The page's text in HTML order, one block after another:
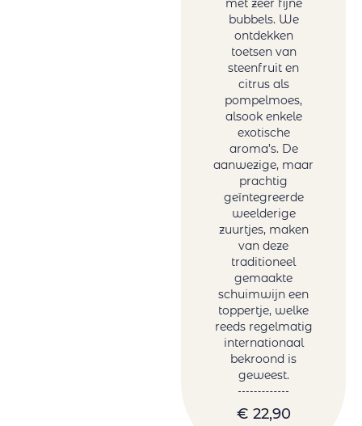
met zeer fijne
bubbels. We
ontdekken
toetsen van
steenfruit en
citrus als
pompelmoes,
alsook enkele
exotische
aroma’s. De
aanwezige, maar
prachtig
geïntegreerde
weelderige
zuurtjes, maken
van deze
traditioneel
gemaakte
schuimwijn een
toppertje, welke
reeds regelmatig
internationaal
bekroond is
geweest.
€ 22,90